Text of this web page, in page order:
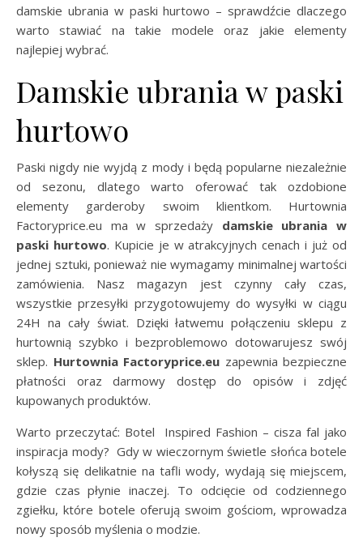
damskie ubrania w paski hurtowo – sprawdźcie dlaczego
warto stawiać na takie modele oraz jakie elementy
najlepiej wybrać.
Damskie ubrania w paski
hurtowo
Paski nigdy nie wyjdą z mody i będą popularne niezależnie
od sezonu, dlatego warto oferować tak ozdobione
elementy garderoby swoim klientkom. Hurtownia
Factoryprice.eu ma w sprzedaży damskie ubrania w
paski hurtowo. Kupicie je w atrakcyjnych cenach i już od
jednej sztuki, ponieważ nie wymagamy minimalnej wartości
zamówienia. Nasz magazyn jest czynny cały czas,
wszystkie przesyłki przygotowujemy do wysyłki w ciągu
24H na cały świat. Dzięki łatwemu połączeniu sklepu z
hurtownią szybko i bezproblemowo dotowarujesz swój
sklep. Hurtownia Factoryprice.eu zapewnia bezpieczne
płatności oraz darmowy dostęp do opisów i zdjęć
kupowanych produktów.
Warto przeczytać: Botel Inspired Fashion – cisza fal jako
inspiracja mody? Gdy w wieczornym świetle słońca botele
kołyszą się delikatnie na tafli wody, wydają się miejscem,
gdzie czas płynie inaczej. To odcięcie od codziennego
zgiełku, które botele oferują swoim gościom, wprowadza
nowy sposób myślenia o modzie.